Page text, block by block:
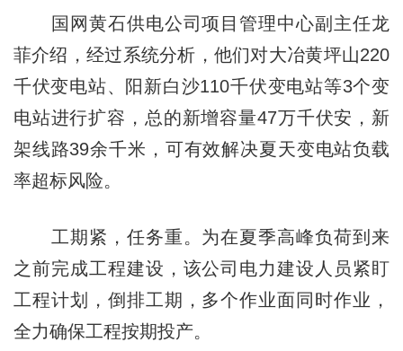
国网黄石供电公司项目管理中心副主任龙
菲介绍，经过系统分析，他们对大冶黄坪山220
千伏变电站、阳新白沙110千伏变电站等3个变
电站进行扩容，总的新增容量47万千伏安，新
架线路39余千米，可有效解决夏天变电站负载
率超标风险。
工期紧，任务重。为在夏季高峰负荷到来
之前完成工程建设，该公司电力建设人员紧盯
工程计划，倒排工期，多个作业面同时作业，
全力确保工程按期投产。